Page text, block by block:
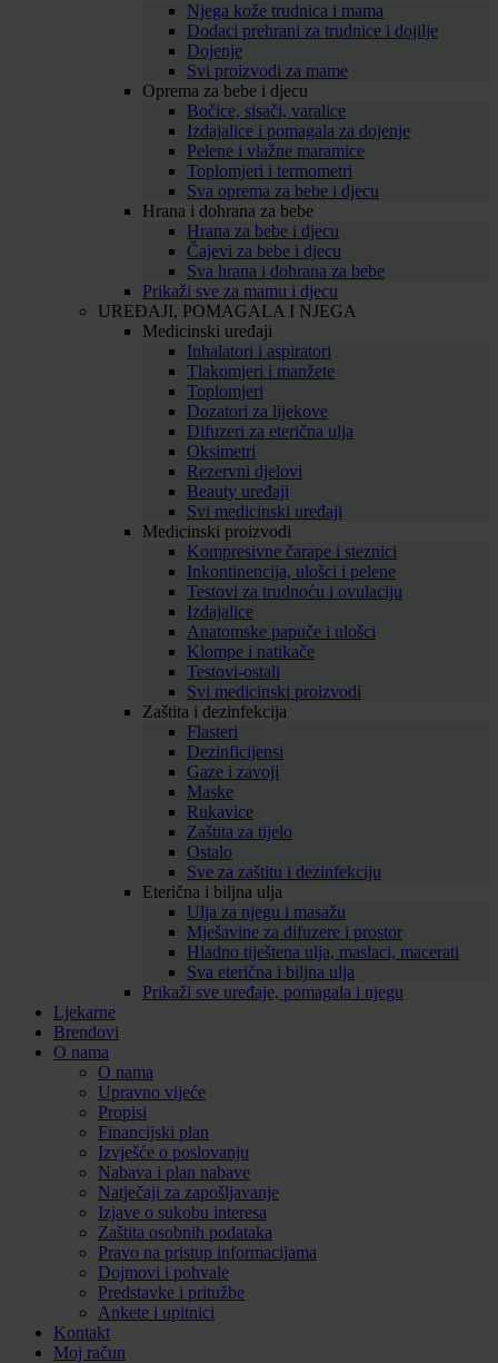
Njega kože trudnica i mama
Dodaci prehrani za trudnice i dojilje
Dojenje
Svi proizvodi za mame
Oprema za bebe i djecu
Bočice, sisači, varalice
Izdajalice i pomagala za dojenje
Pelene i vlažne maramice
Toplomjeri i termometri
Sva oprema za bebe i djecu
Hrana i dohrana za bebe
Hrana za bebe i djecu
Čajevi za bebe i djecu
Sva hrana i dohrana za bebe
Prikaži sve za mamu i djecu
UREĐAJI, POMAGALA I NJEGA
Medicinski uređaji
Inhalatori i aspiratori
Tlakomjeri i manžete
Toplomjeri
Dozatori za lijekove
Difuzeri za eterična ulja
Oksimetri
Rezervni djelovi
Beauty uređaji
Svi medicinski uređaji
Medicinski proizvodi
Kompresivne čarape i steznici
Inkontinencija, ulošci i pelene
Testovi za trudnoću i ovulaciju
Izdajalice
Anatomske papuče i ulošci
Klompe i natikače
Testovi-ostali
Svi medicinski proizvodi
Zaštita i dezinfekcija
Flasteri
Dezinficijensi
Gaze i zavoji
Maske
Rukavice
Zaštita za tijelo
Ostalo
Sve za zaštitu i dezinfekciju
Eterična i biljna ulja
Ulja za njegu i masažu
Mješavine za difuzere i prostor
Hladno tiještena ulja, maslaci, macerati
Sva eterična i biljna ulja
Prikaži sve uređaje, pomagala i njegu
Ljekarne
Brendovi
O nama
O nama
Upravno vijeće
Propisi
Financijski plan
Izvješće o poslovanju
Nabava i plan nabave
Natječaji za zapošljavanje
Izjave o sukobu interesa
Zaštita osobnih podataka
Pravo na pristup informacijama
Dojmovi i pohvale
Predstavke i pritužbe
Ankete i upitnici
Kontakt
Moj račun